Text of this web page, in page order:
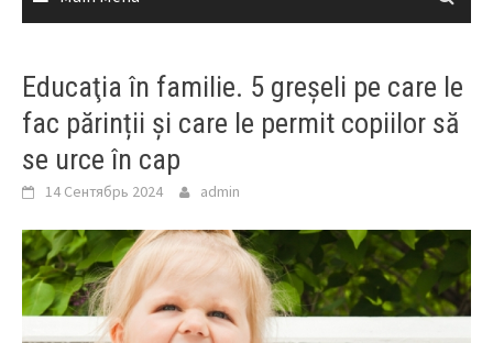
Educaţia în familie. 5 greșeli pe care le
fac părinții și care le permit copiilor să
se urce în cap
14 Сентябрь 2024 admin